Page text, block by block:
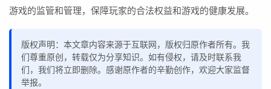
游戏的监管和管理，保障玩家的合法权益和游戏的健康发展。
版权声明：本文章内容来源于互联网，版权归原作者所有。我
们尊重原创，转载仅为分享知识。如有侵权，请及时联系我
们，我们将立即删除。感谢原作者的辛勤创作，欢迎大家监督
举报。